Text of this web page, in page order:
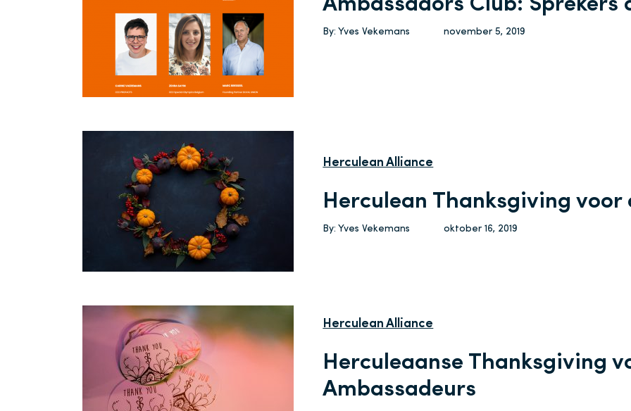
Ambassadors Club: Sprekers
By: Yves Vekemans november 5, 2019
Herculean Alliance
Herculean Thanksgiving voor
By: Yves Vekemans oktober 16, 2019
Herculean Alliance
Herculeaanse Thanksgiving
Ambassadeurs